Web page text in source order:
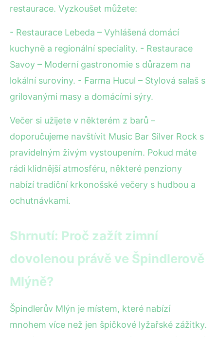
restaurace. Vyzkoušet můžete:
- Restaurace Lebeda – Vyhlášená domácí
kuchyně a regionální speciality. - Restaurace
Savoy – Moderní gastronomie s důrazem na
lokální suroviny. - Farma Hucul – Stylová salaš s
grilovanými masy a domácími sýry.
Večer si užijete v některém z barů –
doporučujeme navštívit Music Bar Silver Rock s
pravidelným živým vystoupením. Pokud máte
rádi klidnější atmosféru, některé penziony
nabízí tradiční krkonošské večery s hudbou a
ochutnávkami.
Shrnutí: Proč zažít zimní
dovolenou právě ve Špindlerově
Mlýně?
Špindlerův Mlýn je místem, které nabízí
mnohem více než jen špičkové lyžařské zážitky.